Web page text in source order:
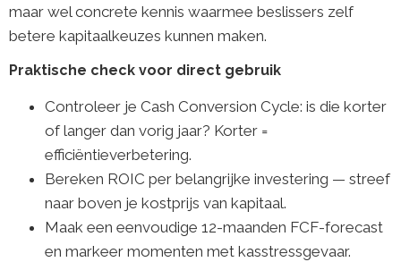
maar wel concrete kennis waarmee beslissers zelf
betere kapitaalkeuzes kunnen maken.
Praktische check voor direct gebruik
Controleer je Cash Conversion Cycle: is die korter
of langer dan vorig jaar? Korter =
efficiëntieverbetering.
Bereken ROIC per belangrijke investering — streef
naar boven je kostprijs van kapitaal.
Maak een eenvoudige 12-maanden FCF-forecast
en markeer momenten met kasstressgevaar.